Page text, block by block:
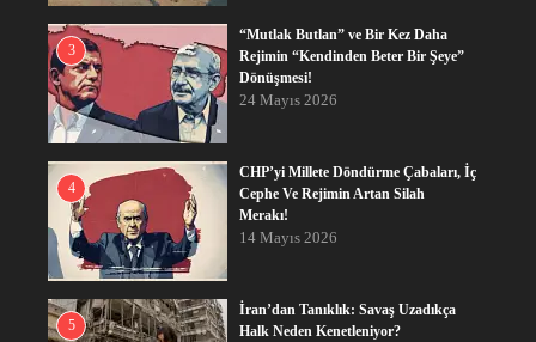
3
“Mutlak Butlan” ve Bir Kez Daha
Rejimin “Kendinden Beter Bir Şeye”
Dönüşmesi!
24 Mayıs 2026
4
CHP’yi Millete Döndürme Çabaları, İç
Cephe Ve Rejimin Artan Silah
Merakı!
14 Mayıs 2026
5
İran’dan Tanıklık: Savaş Uzadıkça
Halk Neden Kenetleniyor?